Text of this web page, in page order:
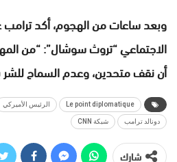
وبعد ساعات من الهجوم، أكد
الاجتماعي “تروث سوشال”: “من
أن نقف متحدين، وعدم السماح للشر
Le point diplomatique الرئيس الأميركي
دونالد ترامب شبكة CNN
شارك